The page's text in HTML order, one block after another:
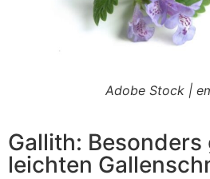
Adobe Stock |
Gallith:
leichten